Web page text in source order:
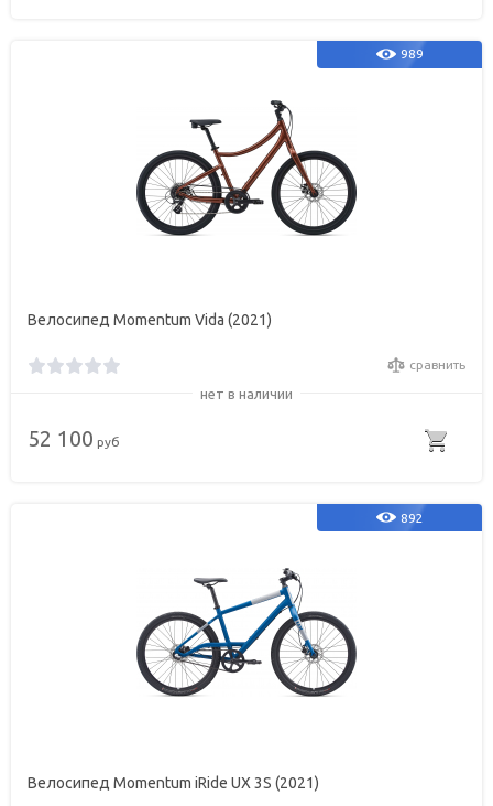
989
Велосипед Momentum Vida (2021)
сравнить
нет в наличии
52 100 руб
892
Велосипед Momentum iRide UX 3S (2021)